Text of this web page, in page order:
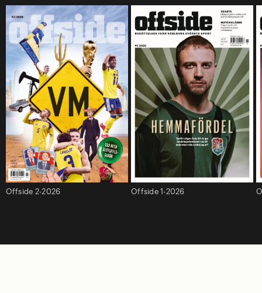
Offside 2-2026 Offside 1-2026